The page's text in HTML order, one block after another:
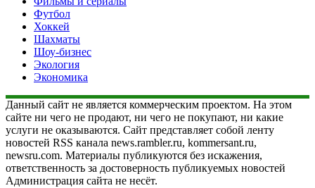
Футбол
Хоккей
Шахматы
Шоу-бизнес
Экология
Экономика
Данный сайт не является коммерческим проектом. На этом
сайте ни чего не продают, ни чего не покупают, ни какие
услуги не оказываются. Сайт представляет собой ленту
новостей RSS канала news.rambler.ru, kommersant.ru,
newsru.com. Материалы публикуются без искажения,
ответственность за достоверность публикуемых новостей
Администрация сайта не несёт.